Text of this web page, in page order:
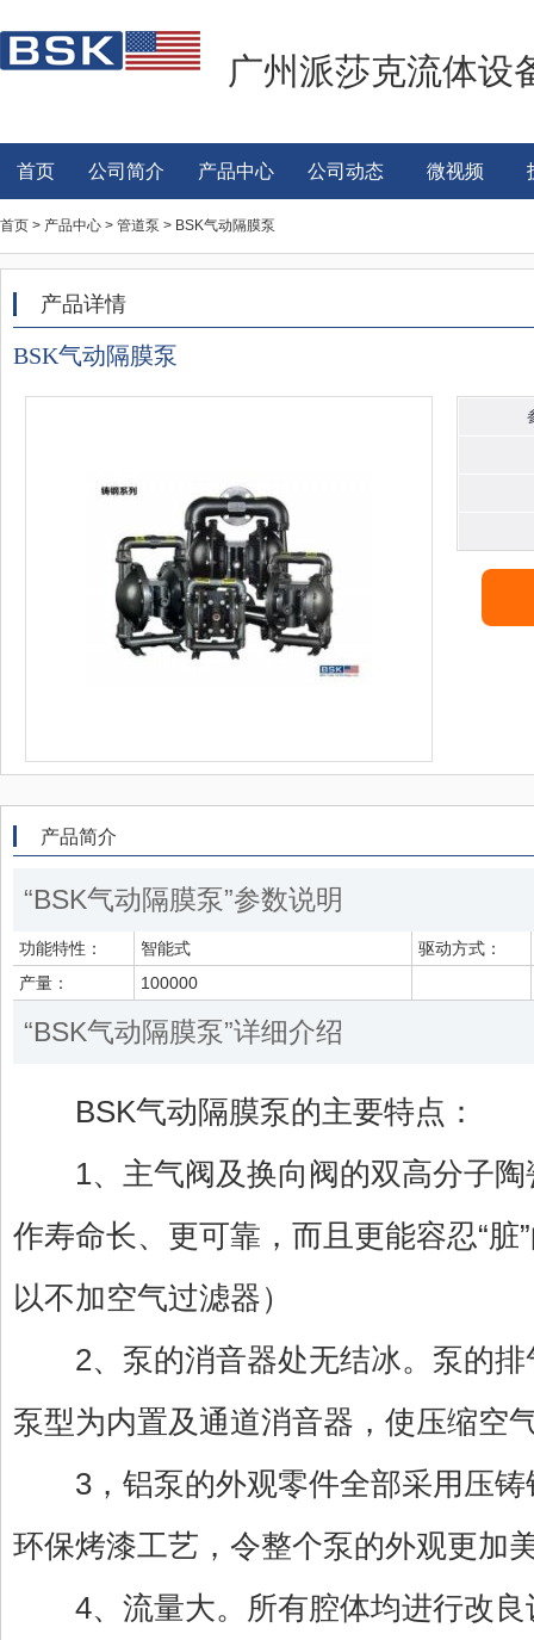
广州派莎克流体设
首页 公司简介 产品中心 公司动态 微视频
首页 > 产品中心 > 管道泵 > BSK气动隔膜泵
产品详情
BSK气动隔膜泵
产品简介
“BSK气动隔膜泵”参数说明
功能特性： 智能式
驱动方式：
产量：
100000
“BSK气动隔膜泵”详细介绍
BSK气动隔膜泵的主要特点：
1、主气阀及换向阀的双高分子陶
作寿命长、更可靠，而且更能容忍“
以不加空气过滤器）
2、泵的消音器处无结冰。泵的排
泵型为内置及通道消音器，使压缩空
3，铝泵的外观零件全部采用压铸
环保烤漆工艺，令整个泵的外观更加
4、流量大。所有腔体均进行改良